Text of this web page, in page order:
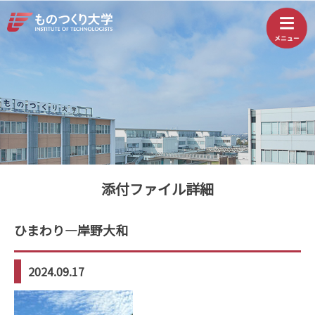
添付ファイル詳細
ひまわり—岸野大和
2024.09.17